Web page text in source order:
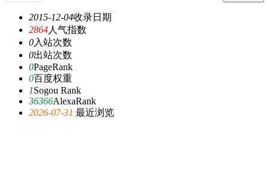
2015-12-04收录日期
2864人气指数
0入站次数
0出站次数
0PageRank
0百度权重
1Sogou Rank
36366AlexaRank
2026-07-31 最近浏览